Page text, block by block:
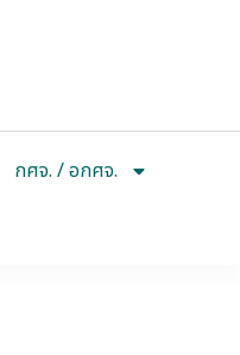
กศจ. / อกศจ.